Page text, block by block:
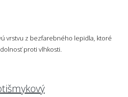
vrstvu z bezfarebného lepidla, ktoré
proti vlhkosti.